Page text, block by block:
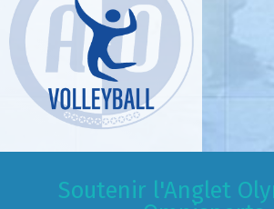
Soutenir l'Anglet